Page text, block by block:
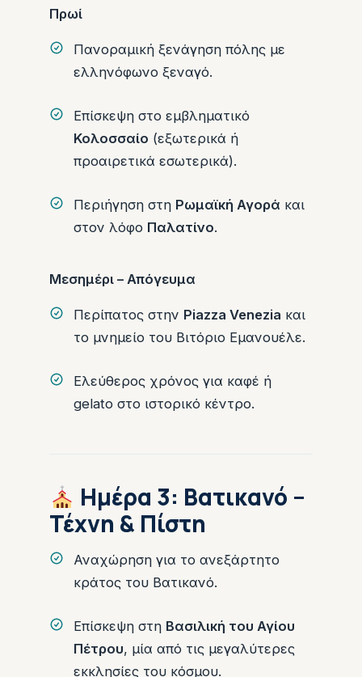
Πρωί
Πανοραμική ξενάγηση πόλης με
ελληνόφωνο ξεναγό.
Επίσκεψη στο εμβληματικό
Κολοσσαίο (εξωτερικά ή
προαιρετικά εσωτερικά).
Περιήγηση στη Ρωμαϊκή Αγορά και
στον λόφο Παλατίνο.
Μεσημέρι – Απόγευμα
Περίπατος στην Piazza Venezia και
το μνημείο του Βιτόριο Εμανουέλε.
Ελεύθερος χρόνος για καφέ ή
gelato στο ιστορικό κέντρο.
Ημέρα 3: Βατικανό –
Τέχνη & Πίστη
Αναχώρηση για το ανεξάρτητο
κράτος του Βατικανό.
Επίσκεψη στη Βασιλική του Αγίου
Πέτρου, μία από τις μεγαλύτερες
εκκλησίες του κόσμου.